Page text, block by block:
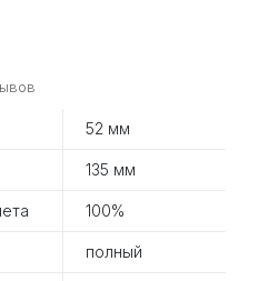
52 мм
135 мм
100%
полный